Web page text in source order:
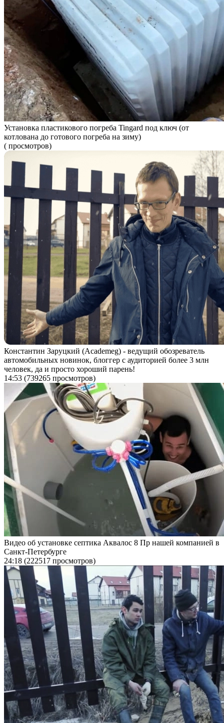
Установка пластикового погреба Tingard под ключ (от
котлована до готового погреба на зиму)
( просмотров)
Константин Заруцкий (Academeg) - ведущий обозреватель
автомобильных новинок, блоггер с аудиторией более 3 млн
человек, да и просто хороший парень!
14:53 (739265 просмотров)
Видео об установке септика Аквалос 8 Пр нашей компанией в
Санкт-Петербурге
24:18 (222517 просмотров)